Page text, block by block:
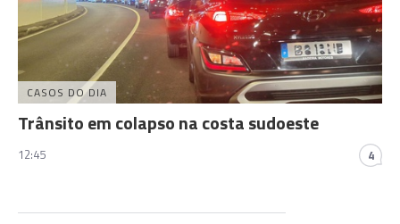
CASOS DO DIA
Trânsito em colapso na costa sudoeste
12:45 4